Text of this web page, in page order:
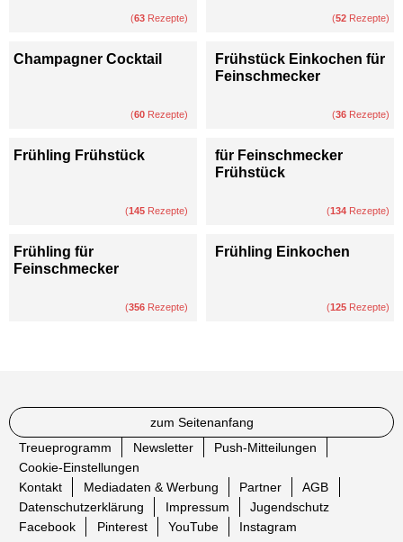
(63 Rezepte) (52 Rezepte)
Champagner Cocktail
(60 Rezepte)
Frühstück Einkochen für
Feinschmecker
(36 Rezepte)
Frühling Frühstück
(145 Rezepte)
für Feinschmecker
Frühstück
(134 Rezepte)
Frühling für
Feinschmecker
(356 Rezepte)
Frühling Einkochen
(125 Rezepte)
zum Seitenanfang
Treueprogramm
Newsletter
Push-Mitteilungen
Cookie-Einstellungen
Kontakt
Mediadaten & Werbung Partner
AGB
Datenschutzerklärung
Impressum
Jugendschutz
Facebook
Pinterest YouTube Instagram